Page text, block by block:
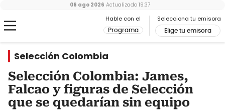
Hable con el
Programa
Selecciona tu emisora
Elige tu emisora
06 ago 2026 Actualizado 19:37
Selección Colombia
Selección Colombia: James,
Falcao y figuras de Selección
que se quedarían sin equipo